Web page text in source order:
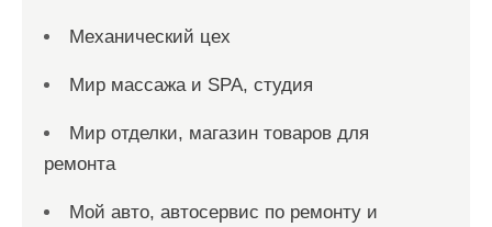
Механический цех
Мир массажа и SPA, студия
Мир отделки, магазин товаров для
ремонта
Мой авто, автосервис по ремонту и